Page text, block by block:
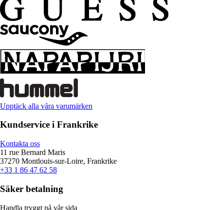
Upptäck alla våra varumärken
Kundservice i Frankrike
Kontakta oss
11 rue Bernard Maris
37270 Montlouis-sur-Loire, Frankrike
+33 1 86 47 62 58
Säker betalning
Handla tryggt på vår sida